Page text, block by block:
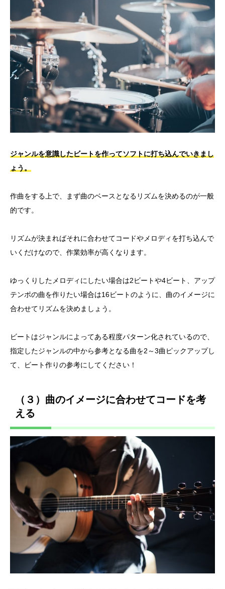
ジャンルを意識したビートを作ってソフトに打ち込んでいきまし
ょう。
作曲をする上で、まず曲のベースとなるリズムを決めるのが一般
的です。
リズムが決まればそれに合わせてコードやメロディを打ち込んで
いくだけなので、作業効率が高くなります。
ゆっくりしたメロディにしたい場合は2ビートや4ビート、アップ
テンポの曲を作りたい場合は16ビートのように、曲のイメージに
合わせてリズムを決めましょう。
ビートはジャンルによってある程度パターン化されているので、
指定したジャンルの中から参考となる曲を2～3曲ピックアップし
て、ビート作りの参考にしてください！
（３）曲のイメージに合わせてコードを考
える